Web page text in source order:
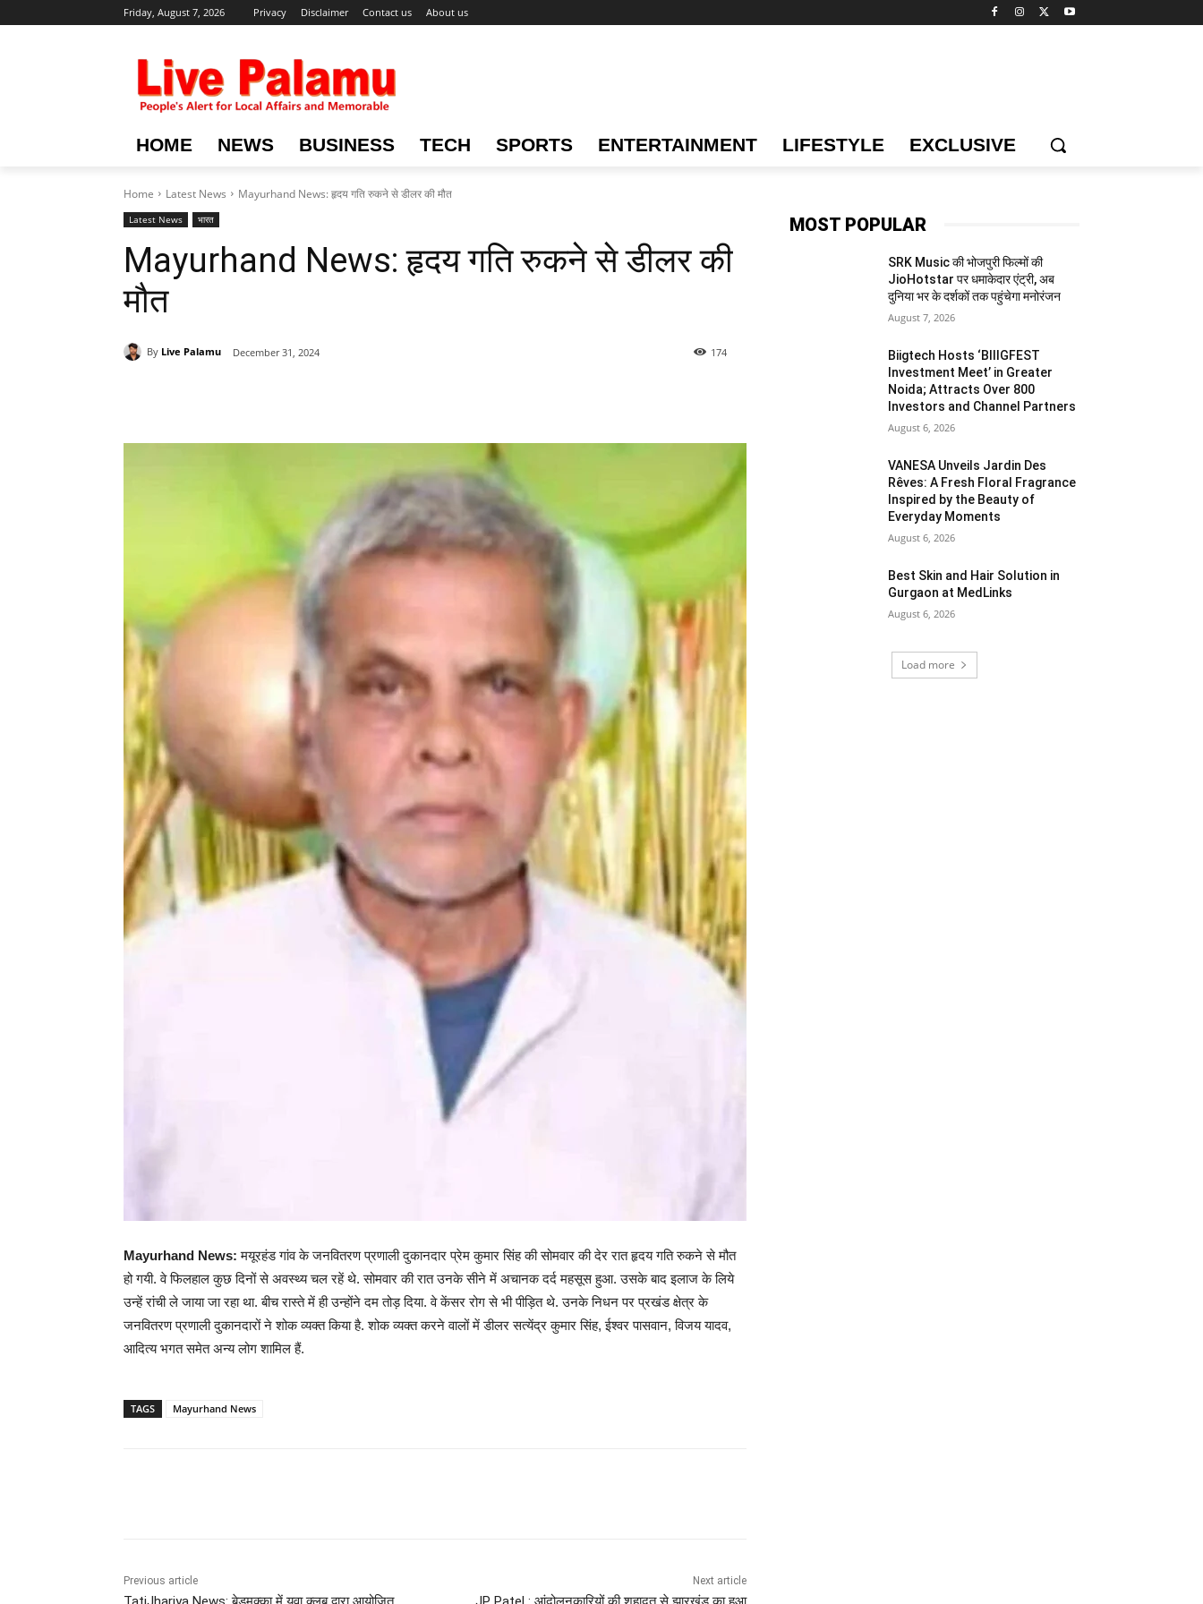
Friday, August 7, 2026 Privacy Disclaimer Contact us About us
HOME NEWS BUSINESS TECH SPORTS ENTERTAINMENT LIFESTYLE EXCLUSIVE
Home Latest News Mayurhand News: हृदय गति रुकने से डीलर की मौत
Latest News भारत
Mayurhand News: हृदय गति रुकने से डीलर की
मौत
By Live Palamu December 31, 2024 174
Mayurhand News: मयूरहंड गांव के जनवितरण प्रणाली दुकानदार प्रेम कुमार सिंह की सोमवार की देर रात हृदय गति रुकने से मौत
हो गयी. वे फिलहाल कुछ दिनों से अवस्थ्य चल रहें थे. सोमवार की रात उनके सीने में अचानक दर्द महसूस हुआ. उसके बाद इलाज के लिये
उन्हें रांची ले जाया जा रहा था. बीच रास्ते में ही उन्होंने दम तोड़ दिया. वे केंसर रोग से भी पीड़ित थे. उनके निधन पर प्रखंड क्षेत्र के
जनवितरण प्रणाली दुकानदारों ने शोक व्यक्त किया है. शोक व्यक्त करने वालों में डीलर सत्येंद्र कुमार सिंह, ईश्वर पासवान, विजय यादव,
आदित्य भगत समेत अन्य लोग शामिल हैं.
TAGS Mayurhand News
Previous article Next article
MOST POPULAR
SRK Music की भोजपुरी फिल्मों की
JioHotstar पर धमाकेदार एंट्री, अब
दुनिया भर के दर्शकों तक पहुंचेगा मनोरंजन
August 7, 2026
Biigtech Hosts ‘BIIIGFEST
Investment Meet’ in Greater
Noida; Attracts Over 800
Investors and Channel Partners
August 6, 2026
VANESA Unveils Jardin Des
Rêves: A Fresh Floral Fragrance
Inspired by the Beauty of
Everyday Moments
August 6, 2026
Best Skin and Hair Solution in
Gurgaon at MedLinks
August 6, 2026
Load more